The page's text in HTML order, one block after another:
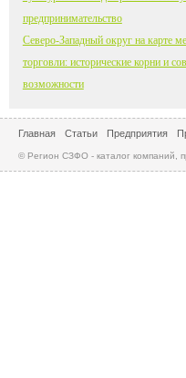
предпринимательство
Северо-Западный округ на карте
торговли: исторические корни и
возможности
Главная Статьи Предприятия
© Регион СЗФО - каталог компаний,